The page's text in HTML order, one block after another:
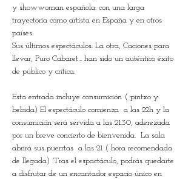
y showwoman española. con una larga
trayectoria como artista en España y en otros
países.
Sus últimos espectáculos: La otra, Caciones para
llevar, Puro Cabaret... han sido un auténtico éxito
de público y crítica.
Esta entrada incluye consumición ( pintxo y
bebida) El espectáculo comienza  a las 22h y la
consumición será servida a las 21.30, aderezada
por un breve concierto de bienvenida.  La sala
abrirá sus puerrtas  a las 21 ( hora recomendada
de llegada) .Tras el espactáculo, podrás quedarte
a disfrutar de un encantador espacio único en